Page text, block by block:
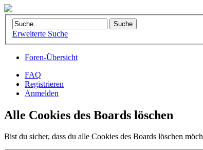
Erweiterte Suche
Foren-Übersicht
FAQ
Registrieren
Anmelden
Alle Cookies des Boards löschen
Bist du sicher, dass du alle Cookies des Boards löschen